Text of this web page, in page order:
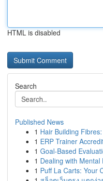
HTML is disabled
Search
Published News
1 Hair Building
1 ERP Trainer
1 Goal-Based
1 Dealing with Mental
1 Puff La Carts: Your